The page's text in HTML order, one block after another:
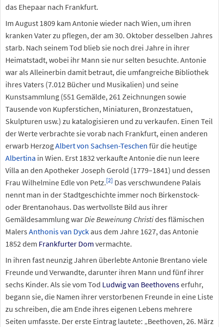
das Ehepaar nach Frankfurt.
Im August 1809 kam Antonie wieder nach Wien, um ihren
kranken Vater zu pflegen, der am 30. Oktober desselben Jahres
starb. Nach seinem Tod blieb sie noch drei Jahre in ihrer
Heimatstadt, wobei ihr Mann sie nur selten besuchte. Antonie
war als Alleinerbin damit betraut, die umfangreiche Bibliothek
ihres Vaters (7.012 Bücher und Musikalien) und seine
Kunstsammlung (551 Gemälde, 261 Zeichnungen sowie
Tausende von Kupferstichen, Miniaturen, Bronzestatuen,
Skulpturen usw.) zu katalogisieren und zu verkaufen. Einen Teil
der Werte verbrachte sie vorab nach Frankfurt, einen anderen
erwarb HerzogAlbert von Sachsen-Teschen für die heutige
Albertina in Wien. Erst 1832 verkaufte Antonie die nun leere
Villa an den Apotheker Joseph Gerold (1779–1841) und dessen
Frau Wilhelmine Edle von Petz.[2] Das verschwundene Palais
nennt man in der Stadtgeschichte immer noch Birkenstock-
oder Brentanohaus. Das wertvollste Bild aus ihrer
Gemäldesammlung warDie Beweinung Christides flämischen
Malers Anthonis van Dyck aus dem Jahre 1627, das Antonie
1852 dem Frankfurter Dom vermachte.
In ihren fast neunzig Jahren überlebte Antonie Brentano viele
Freunde und Verwandte, darunter ihren Mann und fünf ihrer
sechs Kinder. Als sie vom Tod Ludwig van Beethovenserfuhr,
begann sie, die Namen ihrer verstorbenen Freunde in eine Liste
zu schreiben, die am Ende ihres eigenen Lebens mehrere
Seiten umfasste. Der erste Eintrag lautete: „Beethoven, 26. März